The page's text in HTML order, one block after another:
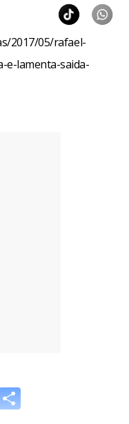
2017/05/rafael-
e-lamenta-saida-